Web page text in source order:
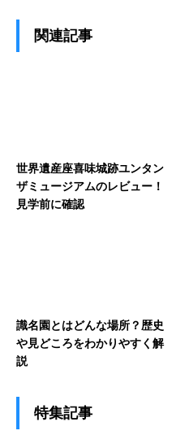
関連記事
世界遺産座喜味城跡ユンタン
ザミュージアムのレビュー！
見学前に確認
識名園とはどんな場所？歴史
や見どころをわかりやすく解
説
特集記事